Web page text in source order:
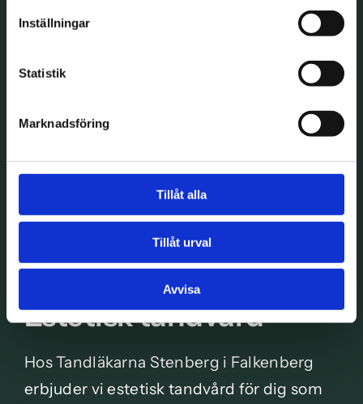
Inställningar
Statistik
Marknadsföring
Tillåt alla
Tillåt urval
Avvisa
Estetisk tandvård
Hos Tandläkarna Stenberg i Falkenberg
erbjuder vi estetisk tandvård för dig som